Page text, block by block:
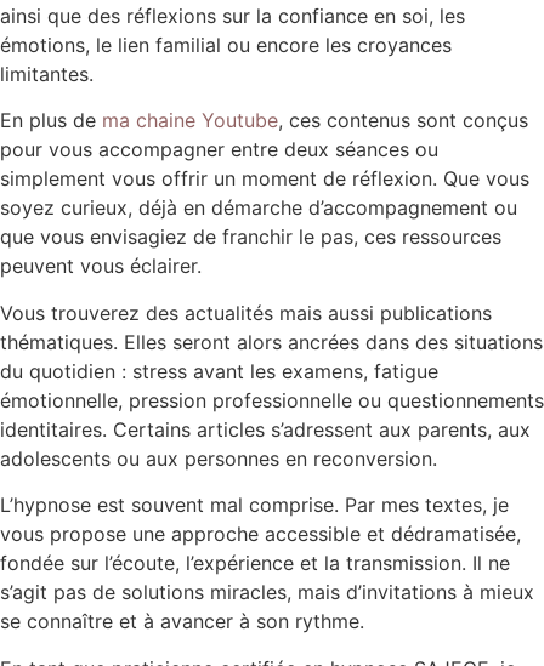
ainsi que des réflexions sur la confiance en soi, les
émotions, le lien familial ou encore les croyances
limitantes.
En plus de ma chaine Youtube, ces contenus sont conçus
pour vous accompagner entre deux séances ou
simplement vous offrir un moment de réflexion. Que vous
soyez curieux, déjà en démarche d’accompagnement ou
que vous envisagiez de franchir le pas, ces ressources
peuvent vous éclairer.
Vous trouverez des actualités mais aussi publications
thématiques. Elles seront alors ancrées dans des situations
du quotidien : stress avant les examens, fatigue
émotionnelle, pression professionnelle ou questionnements
identitaires. Certains articles s’adressent aux parents, aux
adolescents ou aux personnes en reconversion.
L’hypnose est souvent mal comprise. Par mes textes, je
vous propose une approche accessible et dédramatisée,
fondée sur l’écoute, l’expérience et la transmission. Il ne
s’agit pas de solutions miracles, mais d’invitations à mieux
se connaître et à avancer à son rythme.